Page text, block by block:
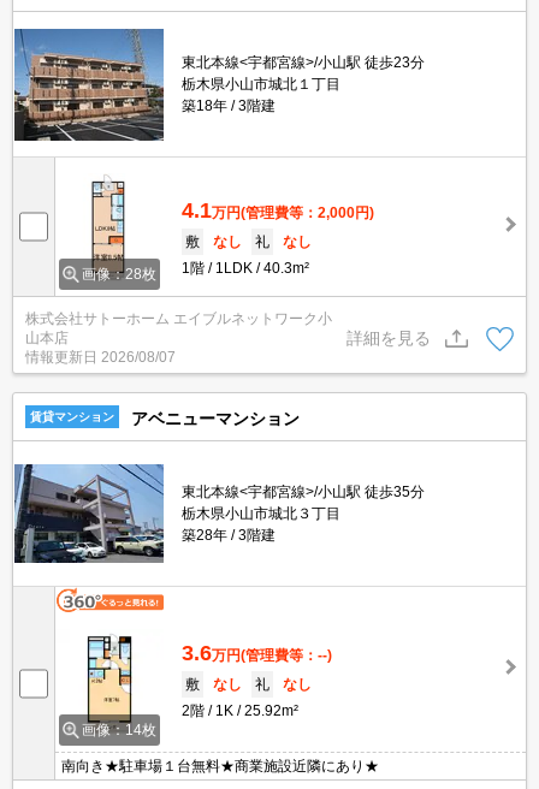
東北本線<宇都宮線>/小山駅 徒歩23分
栃木県小山市城北１丁目
築18年
3階建
画像：28枚
4.1万円(管理費等：2,000円)
敷
なし 礼
なし
1階
1LDK 40.3m²
株式会社サトーホーム エイブルネットワーク小
山本店
情報更新日 2026/08/07
詳細を見る
賃貸マンション アベニューマンション
東北本線<宇都宮線>/小山駅 徒歩35分
栃木県小山市城北３丁目
築28年
3階建
画像：14枚
3.6万円(管理費等：--)
敷
なし 礼
なし
2階
1K 25.92m²
南向き★駐車場１台無料★商業施設近隣にあり★